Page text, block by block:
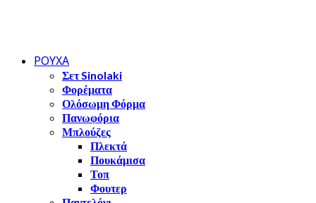
ΡΟΥΧΑ
Σετ Sinolaki
Φορέματα
Ολόσωμη Φόρμα
Πανωφόρια
Μπλούζες
Πλεκτά
Πουκάμισα
Τοπ
Φουτερ